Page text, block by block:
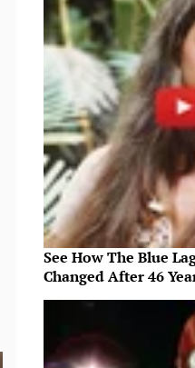
See How The Blue
Changed After 46